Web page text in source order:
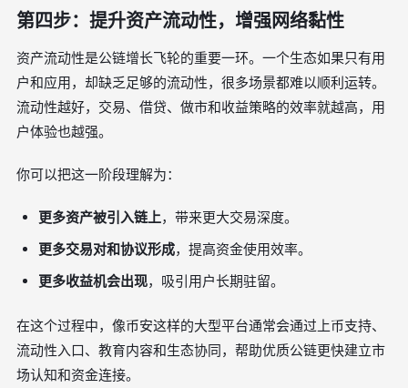
第四步：提升资产流动性，增强网络黏性
资产流动性是公链增长飞轮的重要一环。一个生态如果只有用
户和应用，却缺乏足够的流动性，很多场景都难以顺利运转。
流动性越好，交易、借贷、做市和收益策略的效率就越高，用
户体验也越强。
你可以把这一阶段理解为：
更多资产被引入链上，带来更大交易深度。
更多交易对和协议形成，提高资金使用效率。
更多收益机会出现，吸引用户长期驻留。
在这个过程中，像币安这样的大型平台通常会通过上币支持、
流动性入口、教育内容和生态协同，帮助优质公链更快建立市
场认知和资金连接。